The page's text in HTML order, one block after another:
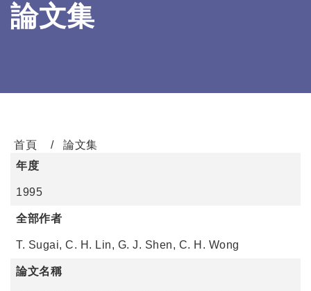
論文集
首頁
論文集
年度
1995
全部作者
T. Sugai, C. H. Lin, G. J. Shen, C. H. Wong
論文名稱